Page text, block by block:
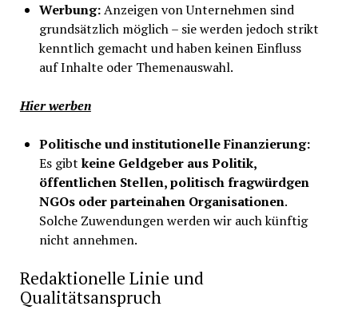
Werbung:Anzeigen von Unternehmen sind
grundsätzlich möglich – sie werden jedoch strikt
kenntlich gemacht und haben keinen Einfluss
auf Inhalte oder Themenauswahl.
Hier werben
Politische und institutionelle Finanzierung:
Es gibtkeine Geldgeber aus Politik,
öffentlichen Stellen, politisch fragwürdgen
NGOs oder parteinahen Organisationen.
Solche Zuwendungen werden wir auch künftig
nicht annehmen.
Redaktionelle Linie und
Qualitätsanspruch